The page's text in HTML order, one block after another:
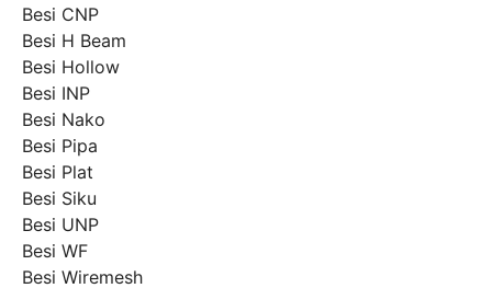
Besi CNP
Besi H Beam
Besi Hollow
Besi INP
Besi Nako
Besi Pipa
Besi Plat
Besi Siku
Besi UNP
Besi WF
Besi Wiremesh